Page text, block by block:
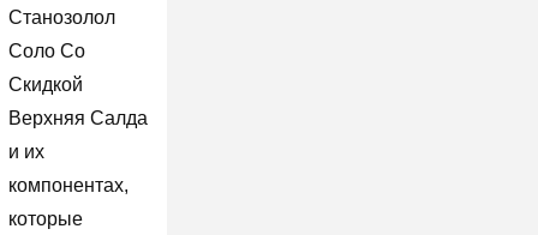
Станозолол
Соло Со
Скидкой
Верхняя Салда
и их
компонентах,
которые